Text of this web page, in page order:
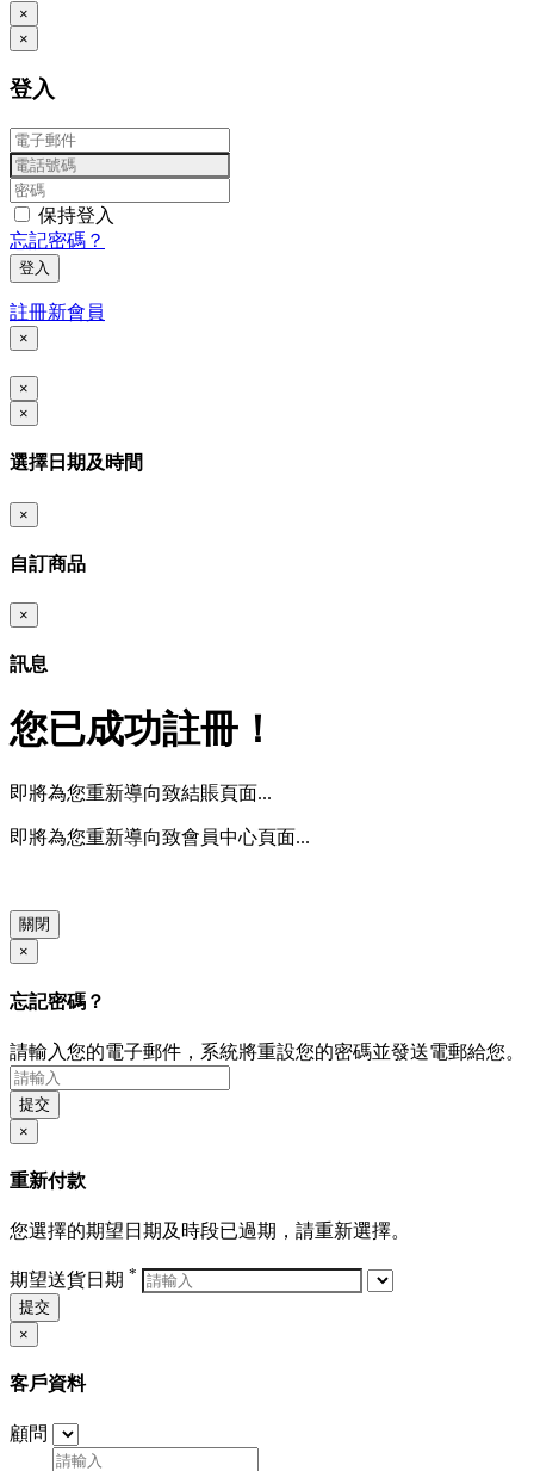
×
×
登入
保持登入
忘記密碼？
登入
註冊新會員
×
×
×
選擇日期及時間
×
自訂商品
×
訊息
您已成功註冊！
即將為您重新導向致結賬頁面...
即將為您重新導向致會員中心頁面...
關閉
×
忘記密碼？
請輸入您的電子郵件，系統將重設您的密碼並發送電郵給您。
提交
×
重新付款
您選擇的期望日期及時段已過期，請重新選擇。
期望送貨日期 *
提交
×
客戶資料
顧問